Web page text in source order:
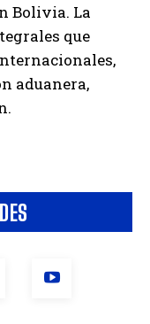
Bolivia. La
que
aduanera,